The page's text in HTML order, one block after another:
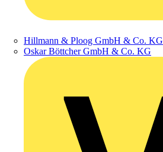
Hillmann & Ploog GmbH & Co. KG
Oskar Böttcher GmbH & Co. KG